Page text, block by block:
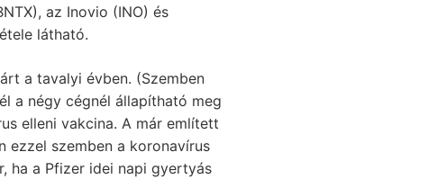
az Inovio (INO) és
látható.
a tavalyi évben. (Szemben
a négy cégnél állapítható meg
elleni vakcina. A már említett
ezzel szemben a koronavírus
ha a Pfizer idei napi gyertyás